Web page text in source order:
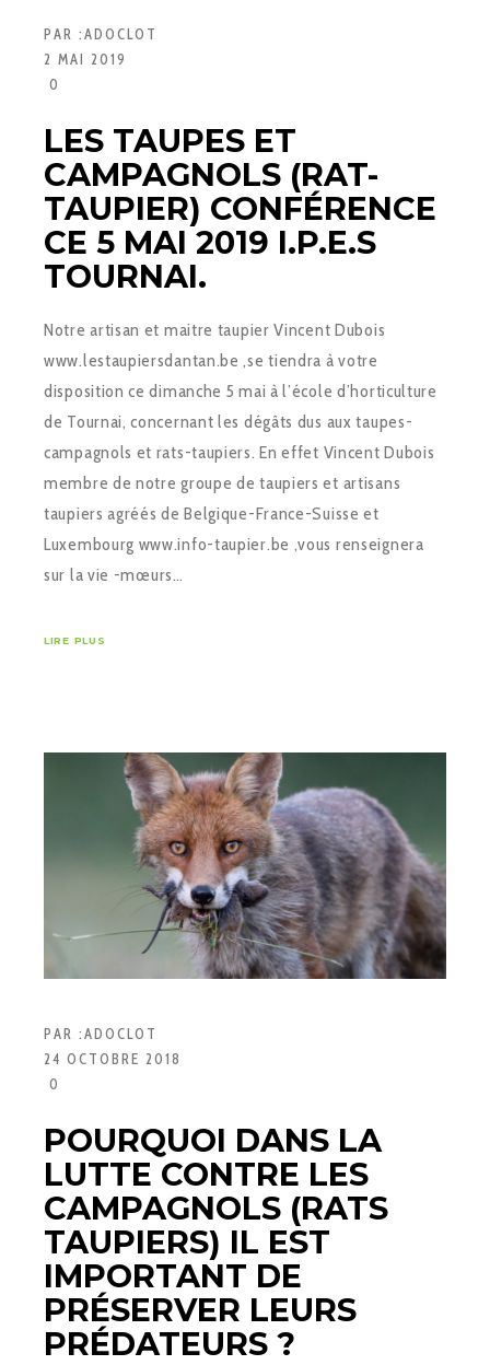
PAR :ADOCLOT
2 MAI 2019
0
LES TAUPES ET
CAMPAGNOLS (RAT-
TAUPIER) CONFÉRENCE
CE 5 MAI 2019 I.P.E.S
TOURNAI.
Notre artisan et maitre taupier Vincent Dubois
www.lestaupiersdantan.be ,se tiendra à votre
disposition ce dimanche 5 mai à l’école d’horticulture
de Tournai, concernant les dégâts dus aux taupes-
campagnols et rats-taupiers. En effet Vincent Dubois
membre de notre groupe de taupiers et artisans
taupiers agréés de Belgique-France-Suisse et
Luxembourg www.info-taupier.be ,vous renseignera
sur la vie -mœurs…
LIRE PLUS
PAR :ADOCLOT
24 OCTOBRE 2018
0
POURQUOI DANS LA
LUTTE CONTRE LES
CAMPAGNOLS (RATS
TAUPIERS) IL EST
IMPORTANT DE
PRÉSERVER LEURS
PRÉDATEURS ?